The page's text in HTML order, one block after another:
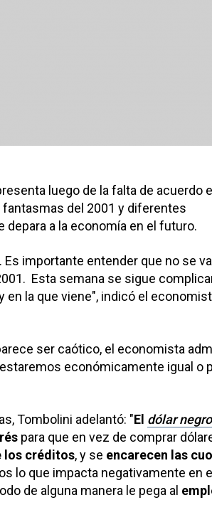
luego de la falta de acuerdo
fantasmas del 2001 y diferentes
a la economía en el futuro.
importante entender que no se
Esta semana se sigue
en la que viene", indicó el
ser caótico, el economista
económicamente igual o
Tombolini adelantó: "El dólar negro
para que en vez de comprar
los créditos, y se encarecen las
lo que impacta negativamente en el
de alguna manera le pega al